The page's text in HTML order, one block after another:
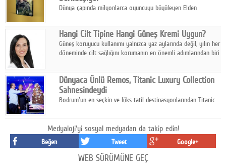
Dünya çapında milyonlarca oyuncuyu büyüleyen Elden
aksiyonu ve karanlık fantastik atmosferi bir araya getirmeyi
sürdürüyor.
Hangi Cilt Tipine Hangi Güneş Kremi Uygun?
Güneş koruyucu kullanımı yalnızca yaz aylarında değil, yılın her
döneminde cilt sağlığını korumanın en önemli adımlarından biri
Dünyaca Ünlü Remos, Titanic Luxury Collection
Sahnesindeydi
Bodrum'un en seçkin ve lüks tatil destinasyonlarından Titanic
yaz etkinlikleri kapsamında uluslararası yıldızları ağırlamaya
devam ediyor
Medyaloji'yi sosyal medyadan da takip edin!
Beğen Tweet Google+
WEB SÜRÜMÜNE GEÇ